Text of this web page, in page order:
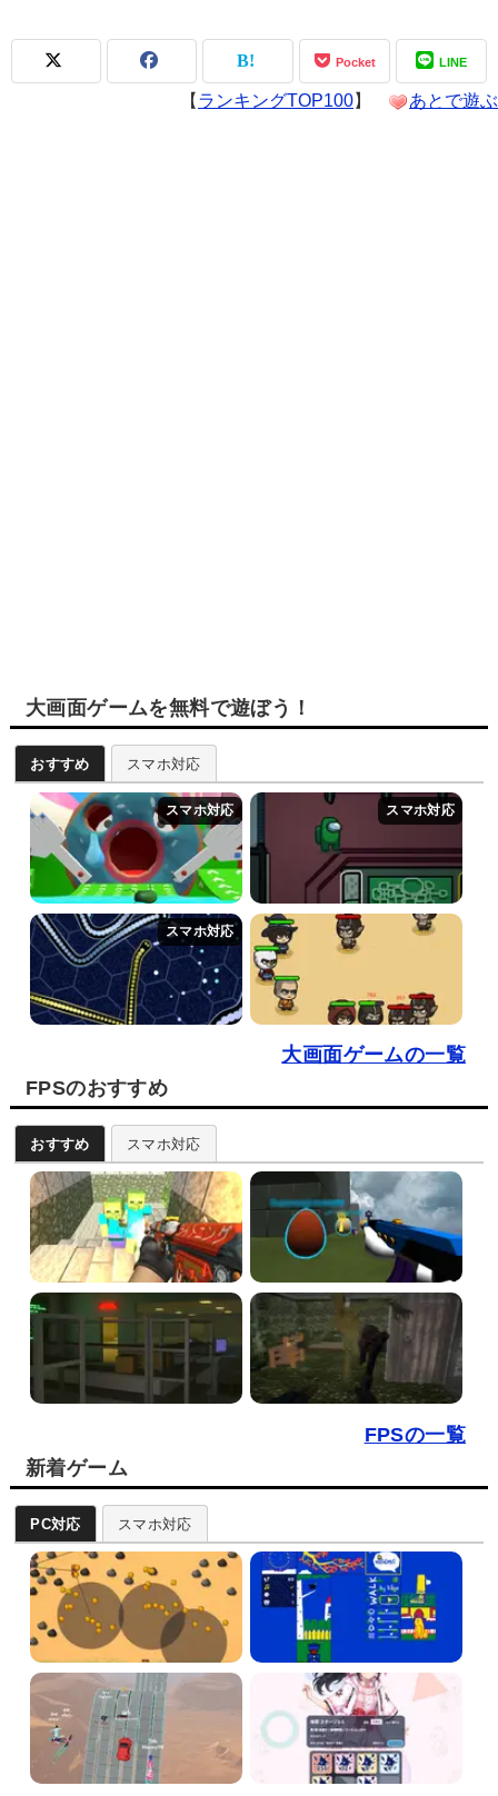
Pocket LINE
【 ランキングTOP100】 あとで遊ぶ
大画面ゲームを無料で遊ぼう！
おすすめ スマホ対応
大画面ゲームの一覧
FPSのおすすめ
おすすめ スマホ対応
FPSの一覧
新着ゲーム
PC対応 スマホ対応